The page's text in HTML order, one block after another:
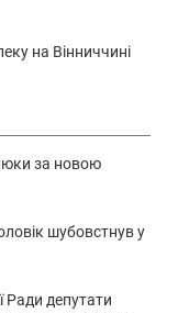
на Вінниччині
за новою
шубовстнув у
Ради депутати